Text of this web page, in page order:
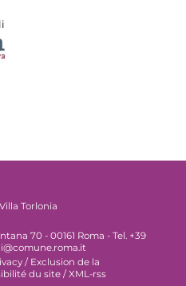
Torlonia
70 - 00161 Roma - Tel. +39
/ Exclusion de la
du site /XML-rss